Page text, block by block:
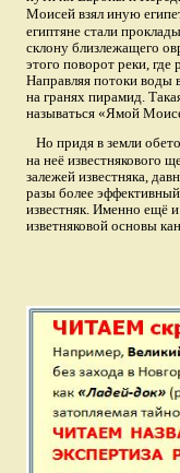
Моисей взял иную
египтяне стали
склону близлежащего
этого поворот реки, где
Направляя потоки воды
на гранях пирамид.
называться «Ямой
Но придя в земли
на неё известнякового
залежей известняка,
разы более
известняк. Именно ещё
изветняковой основы